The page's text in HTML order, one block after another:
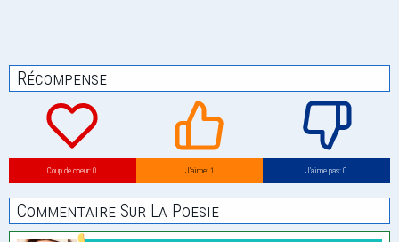
Récompense
Coup de coeur: 0 J’aime: 1 J’aime pas: 0
Commentaire Sur La Poesie